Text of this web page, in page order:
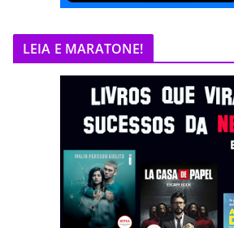
LEIA E MARATONE!